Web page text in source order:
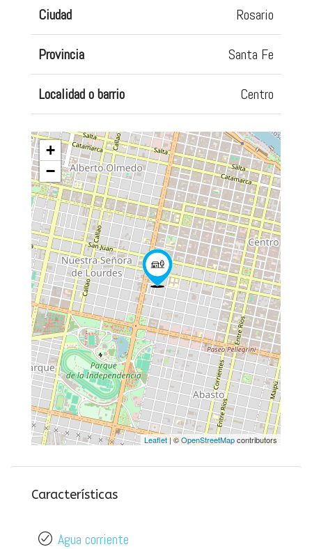
Ciudad Rosario
Provincia Santa Fe
Localidad o barrio Centro
+
−
Leaflet| ©OpenStreetMapcontributors
Características
Agua corriente